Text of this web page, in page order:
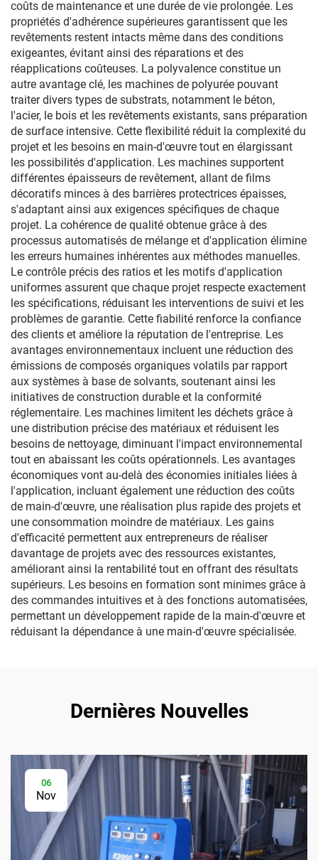
coûts de maintenance et une durée de vie prolongée. Les
propriétés d'adhérence supérieures garantissent que les
revêtements restent intacts même dans des conditions
exigeantes, évitant ainsi des réparations et des
réapplications coûteuses. La polyvalence constitue un
autre avantage clé, les machines de polyurée pouvant
traiter divers types de substrats, notamment le béton,
l'acier, le bois et les revêtements existants, sans préparation
de surface intensive. Cette flexibilité réduit la complexité du
projet et les besoins en main-d'œuvre tout en élargissant
les possibilités d'application. Les machines supportent
différentes épaisseurs de revêtement, allant de films
décoratifs minces à des barrières protectrices épaisses,
s'adaptant ainsi aux exigences spécifiques de chaque
projet. La cohérence de qualité obtenue grâce à des
processus automatisés de mélange et d'application élimine
les erreurs humaines inhérentes aux méthodes manuelles.
Le contrôle précis des ratios et les motifs d'application
uniformes assurent que chaque projet respecte exactement
les spécifications, réduisant les interventions de suivi et les
problèmes de garantie. Cette fiabilité renforce la confiance
des clients et améliore la réputation de l'entreprise. Les
avantages environnementaux incluent une réduction des
émissions de composés organiques volatils par rapport
aux systèmes à base de solvants, soutenant ainsi les
initiatives de construction durable et la conformité
réglementaire. Les machines limitent les déchets grâce à
une distribution précise des matériaux et réduisent les
besoins de nettoyage, diminuant l'impact environnemental
tout en abaissant les coûts opérationnels. Les avantages
économiques vont au-delà des économies initiales liées à
l'application, incluant également une réduction des coûts
de main-d'œuvre, une réalisation plus rapide des projets et
une consommation moindre de matériaux. Les gains
d'efficacité permettent aux entrepreneurs de réaliser
davantage de projets avec des ressources existantes,
améliorant ainsi la rentabilité tout en offrant des résultats
supérieurs. Les besoins en formation sont minimes grâce à
des commandes intuitives et à des fonctions automatisées,
permettant un développement rapide de la main-d'œuvre et
réduisant la dépendance à une main-d'œuvre spécialisée.
Dernières Nouvelles
06
Nov